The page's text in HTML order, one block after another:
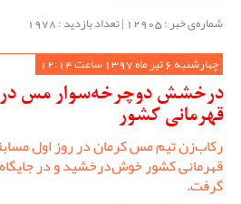
شماره‌ی خبر : ‌12905 | تعداد بازدید : 1978
چهارشنبه 6 تیر ماه 1397 ساعت 12:14
درخشش دوچرخه‌سوار مس در
قهرمانی کشور
رکاب‌زن تیم مس کرمان در روز اول
قهرمانی کشور خوش‌درخشید و در
گرفت.